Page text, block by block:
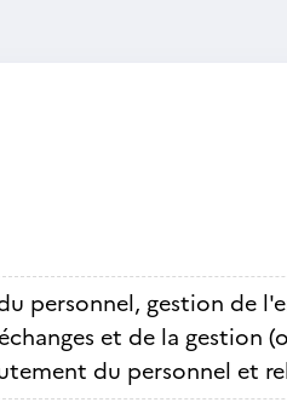
personnel, gestion de
et de la gestion
du personnel et